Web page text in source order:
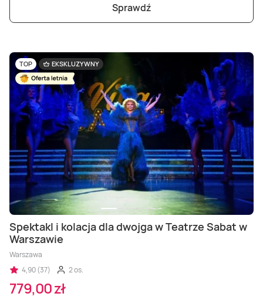
Sprawdź
TOP EKSKLUZYWNY
Spektakl i kolacja dla dwojga w Teatrze Sabat w
Warszawie
Warszawa
4,90 (37)
2 os.
779,00 zł